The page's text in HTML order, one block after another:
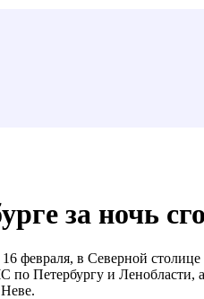
за ночь
февраля, в Северной
Петербургу и Ленобласти,